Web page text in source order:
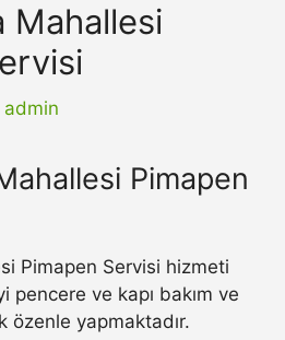
Mahallesi
admin
Pimapen
Pimapen Servisi hizmeti
pencere ve kapı bakım ve
özenle yapmaktadır.